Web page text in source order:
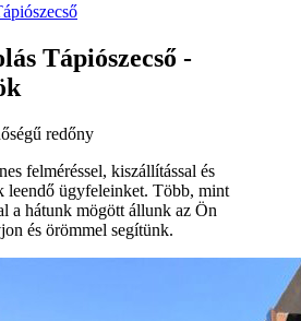
Tápiószecső -
redőny
felméréssel, kiszállítással és
leendő ügyfeleinket. Több, mint
a hátunk mögött állunk az Ön
és örömmel segítünk.